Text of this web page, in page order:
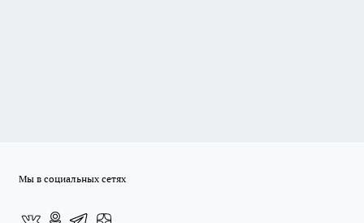
Мы в социальных сетях